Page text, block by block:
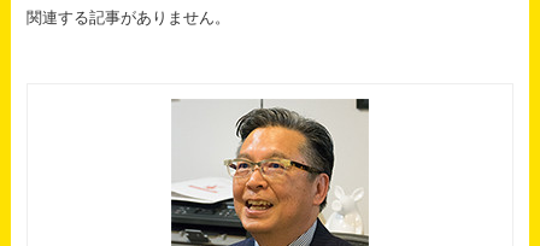
関連する記事がありません。